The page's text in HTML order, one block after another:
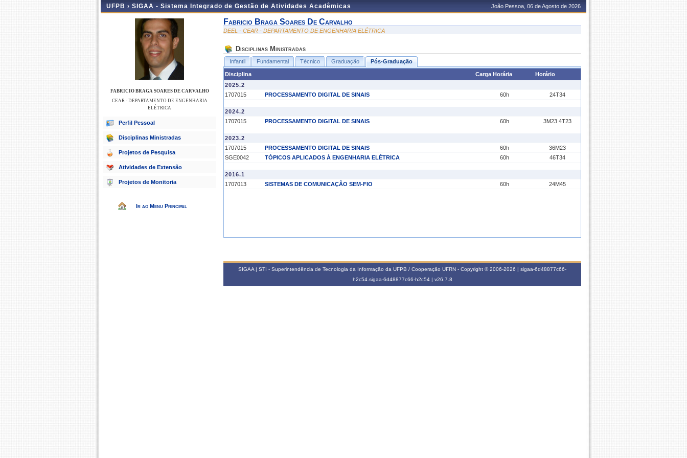
UFPB › SIGAA - Sistema Integrado de Gestão de Atividades Acadêmicas João Pessoa, 06 de Agosto de 2026
FABRICIO BRAGA SOARES DE CARVALHO
CEAR - DEPARTAMENTO DE ENGENHARIA
ELÉTRICA
Perfil Pessoal
Disciplinas Ministradas
Projetos de Pesquisa
Atividades de Extensão
Projetos de Monitoria
Ir ao Menu Principal
Fabricio Braga Soares De Carvalho
DEEL - CEAR - DEPARTAMENTO DE ENGENHARIA ELÉTRICA
Disciplinas Ministradas
Infantil Fundamental Técnico Graduação Pós-Graduação
Disciplina Carga Horária
Horário
2025.2
1707015
PROCESSAMENTO DIGITAL DE SINAIS 60h 24T34
2024.2
1707015
PROCESSAMENTO DIGITAL DE SINAIS 60h 3M23 4T23
2023.2
1707015
PROCESSAMENTO DIGITAL DE SINAIS 60h
36M23
SGE0042
TÓPICOS APLICADOS À ENGENHARIA ELÉTRICA 60h 46T34
2016.1
1707013
SISTEMAS DE COMUNICAÇÃO SEM-FIO 60h 24M45
SIGAA | STI - Superintendência de Tecnologia da Informação da UFPB / Cooperação UFRN - Copyright © 2006-2026 | sigaa-6d48877c66-
h2c54.sigaa-6d48877c66-h2c54 | v26.7.8